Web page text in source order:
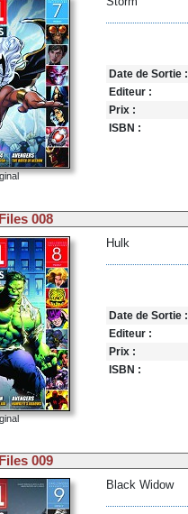
Date de Sortie :
Editeur :
Prix :
ISBN :
008
Hulk
Date de Sortie :
Editeur :
Prix :
ISBN :
009
Black Widow